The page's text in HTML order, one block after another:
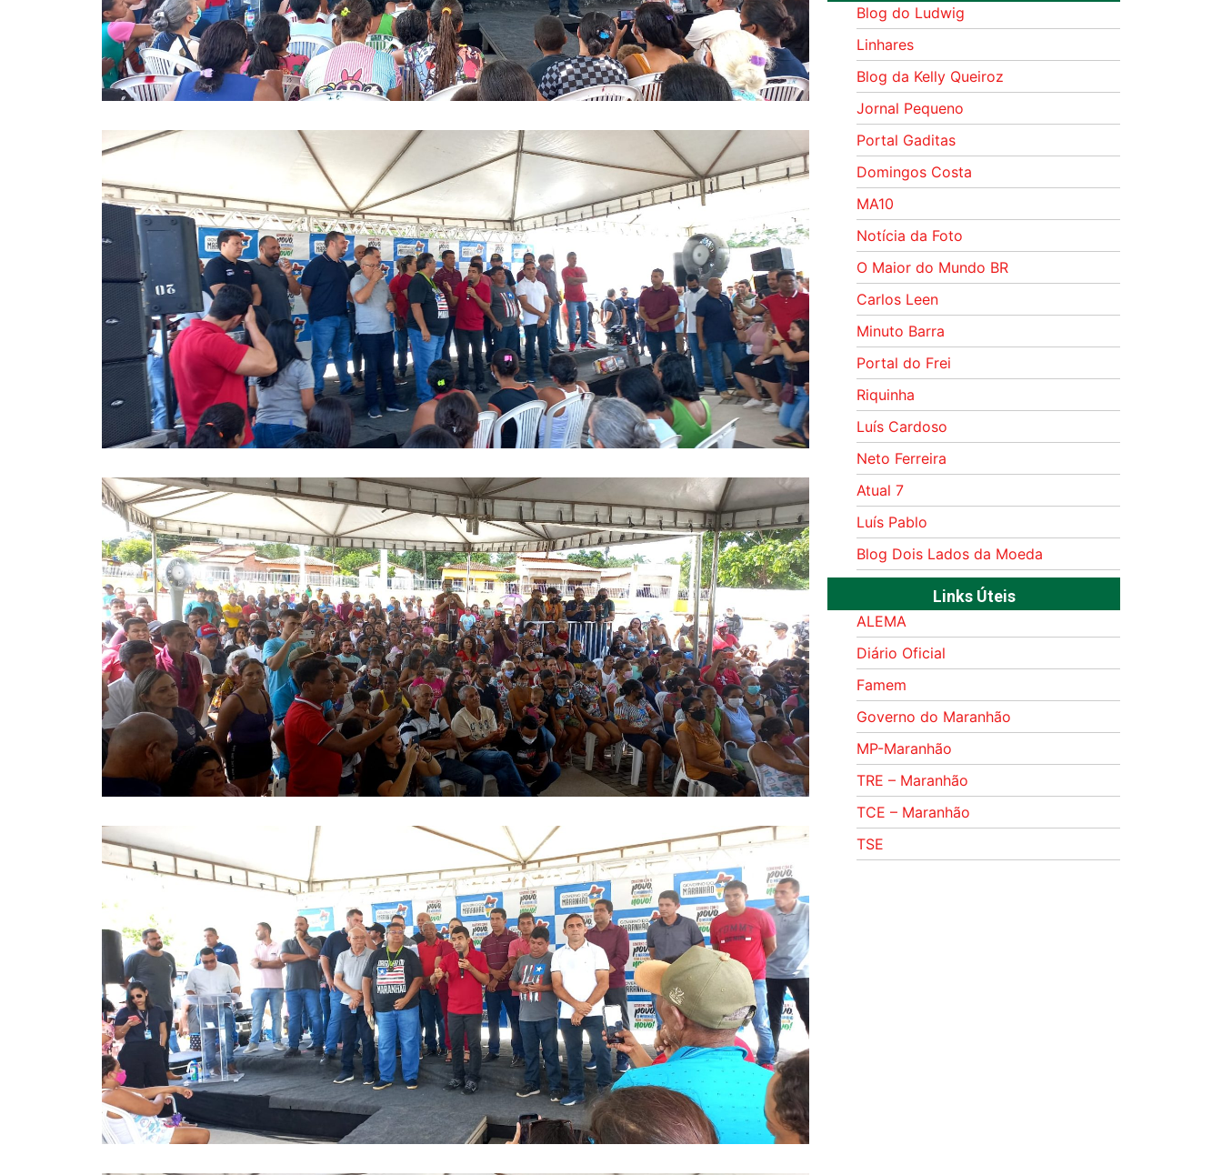
Blog do Ludwig
Linhares
Blog da Kelly Queiroz
Jornal Pequeno
Portal Gaditas
Domingos Costa
MA10
Notícia da Foto
O Maior do Mundo BR
Carlos Leen
Minuto Barra
Portal do Frei
Riquinha
Luís Cardoso
Neto Ferreira
Atual 7
Luís Pablo
Blog Dois Lados da Moeda
Links Úteis
ALEMA
Diário Oficial
Famem
Governo do Maranhão
MP-Maranhão
TRE – Maranhão
TCE – Maranhão
TSE